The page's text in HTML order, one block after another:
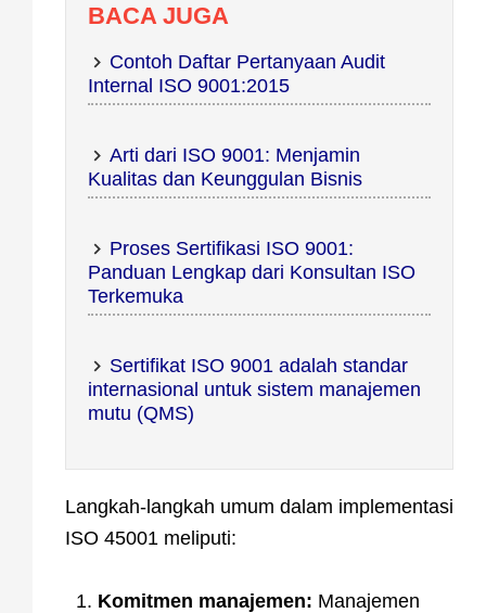
BACA JUGA
Contoh Daftar Pertanyaan Audit
Internal ISO 9001:2015
Arti dari ISO 9001: Menjamin
Kualitas dan Keunggulan Bisnis
Proses Sertifikasi ISO 9001:
Panduan Lengkap dari Konsultan ISO
Terkemuka
Sertifikat ISO 9001 adalah standar
internasional untuk sistem manajemen
mutu (QMS)
Langkah-langkah umum dalam implementasi
ISO 45001 meliputi:
Komitmen manajemen: Manajemen